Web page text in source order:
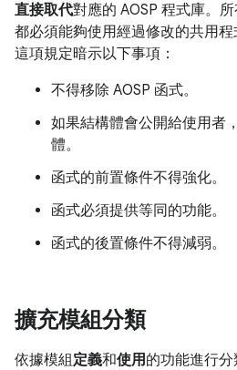
直接取代對應的 AOSP 程式庫。
都必須能夠使用經過修改的共用程
這項規定暗示以下事項：
不得移除 AOSP 函式。
如果結構體會公開給使用者
體。
函式的前置條件不得強化。
函式必須提供等同的功能。
函式的後置條件不得減弱。
擴充模組分類
依據模組定義和使用的功能進行分